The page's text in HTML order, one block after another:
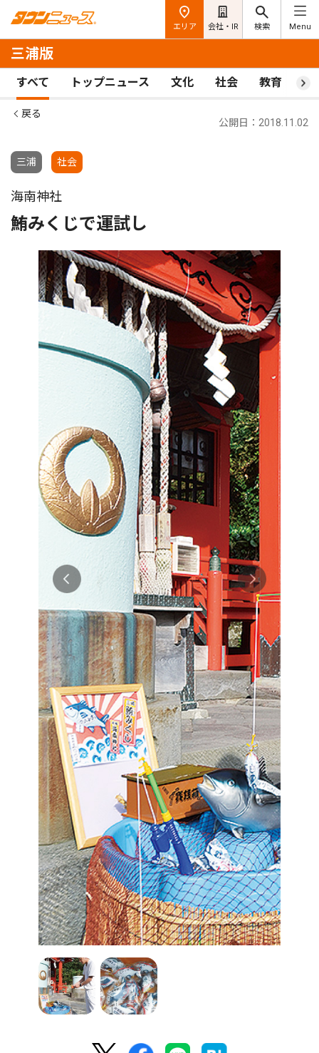
エリア 会社・IR 検索 Menu
三浦版
すべて トップニュース 文化 社会 教育 ス
戻る
三浦 社会
公開日：2018.11.02
海南神社
鮪みくじで運試し